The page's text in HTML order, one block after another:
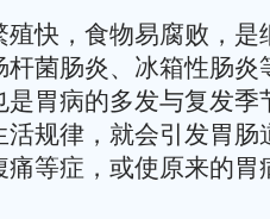
殖快，食物易腐败，是
菌肠炎、冰箱性肠炎
胃病的多发与复发季
规律，就会引发胃肠
痛等症，或使原来的胃